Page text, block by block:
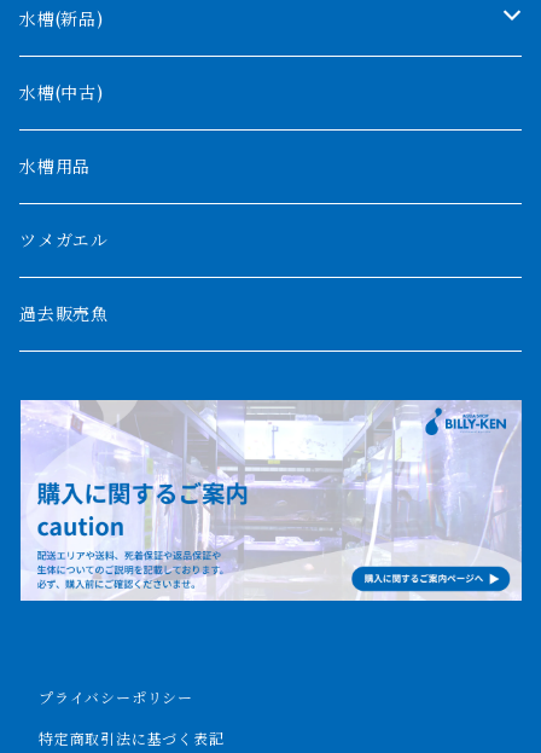
タンガニーカ
モケレンベンベ
デルヘッジ
ザイールグリーン
パルマス
ポーリー
セネガルス
ナイル川
ナイジェリア
ブリードポリプ
エンドリケリー
ビキールビキール
ラプラディ
水槽(新品)
1200mm以下
1500mm
1800mm
2000mm以上
水槽(中古)
水槽用品
ツメガエル
過去販売魚
プライバシーポリシー
特定商取引法に基づく表記